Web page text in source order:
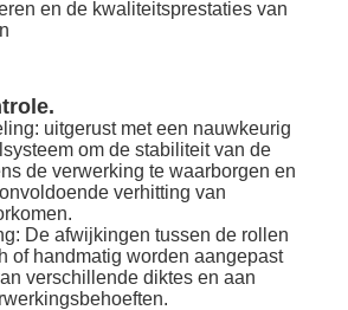
en de kwaliteitsprestaties van
uitgerust met een nauwkeurig
om de stabiliteit van de
de verwerking te waarborgen en
verhitting van
De afwijkingen tussen de rollen
of handmatig worden aangepast
verschillende diktes en aan